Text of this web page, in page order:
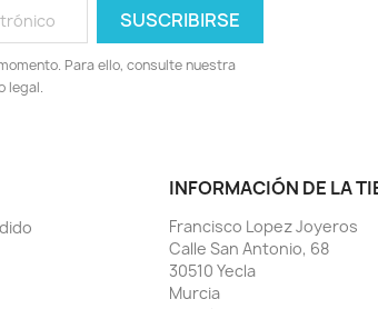
Para ello, consulte nuestra
legal.
INFORMACIÓN DE LA
Francisco Lopez Joyeros
Calle San Antonio, 68
30510 Yecla
Murcia